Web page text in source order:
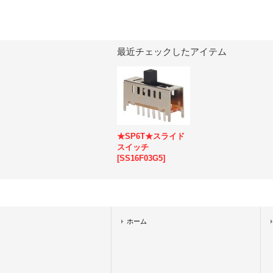
最近チェックしたアイテム
★SP6T★スライド
スイッチ
[SS16F03G5]
ホーム